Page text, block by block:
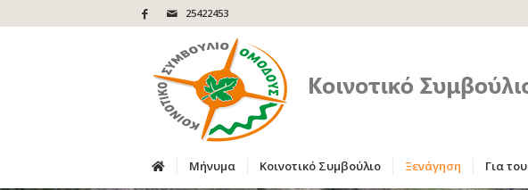
25422453
Μήνυμα Κοινοτικό Συμβούλιο Ξενάγηση Για